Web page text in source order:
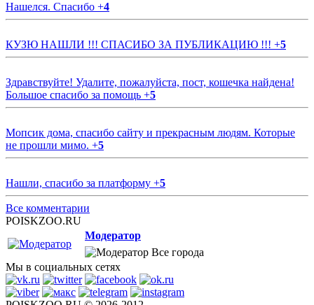
Нашелся. Спасибо +4
КУЗЮ НАШЛИ !!! СПАСИБО ЗА ПУБЛИКАЦИЮ !!! +5
Здравствуйте! Удалите, пожалуйста, пост, кошечка найдена!
Большое спасибо за помощь +5
Мопсик дома, спасибо сайту и прекрасным людям. Которые
не прошли мимо. +5
Нашли, спасибо за платформу +5
Все комментарии
POISKZOO.RU
Модератор
Все города
Мы в социальных сетях